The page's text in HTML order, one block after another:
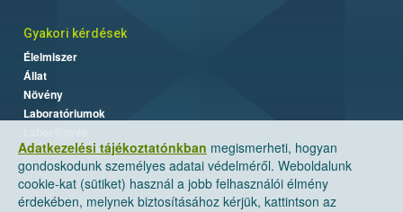
Adatkezelési tájékoztatónkban megismerheti, hogyan
gondoskodunk személyes adatai védelméről. Weboldalunk
cookie-kat (sütiket) használ a jobb felhasználói élmény
érdekében, melynek biztosításához kérjük, kattintson az
Gyakori kérdések
Élelmiszer
Állat
Növény
Laboratóriumok